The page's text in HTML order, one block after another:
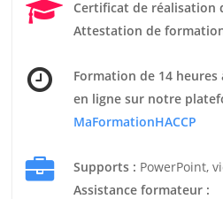
Certificat de réalisation
Attestation de
Formation de 14 heures
en ligne sur notre
MaFormationHACCP
Supports : PowerPoint,
Assistance formateur :